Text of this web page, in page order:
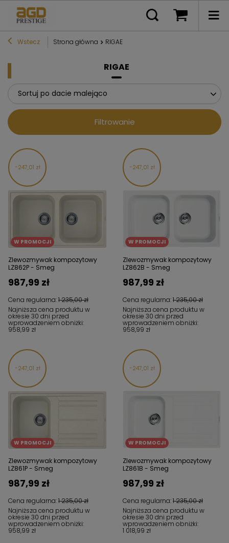
Wstecz Strona główna RIGAE
RIGAE
Sortuj po dacie malejąco
Filtrowanie
247,01 zł
W PROMOCJI
Zlewozmywak kompozytowy
LZ862P - Smeg
Cena regularna:1 235,00 zł
987,99 zł
Najniższa cena produktu w
okresie 30 dni przed
wprowadzeniem obniżki:
958,99 zł
247,01 zł
W PROMOCJI
Zlewozmywak kompozytowy
LZ862B - Smeg
Cena regularna:1 235,00 zł
987,99 zł
Najniższa cena produktu w
okresie 30 dni przed
wprowadzeniem obniżki:
958,99 zł
247,01 zł
W PROMOCJI
Zlewozmywak kompozytowy
LZ861P - Smeg
Cena regularna:1 235,00 zł
987,99 zł
Najniższa cena produktu w
okresie 30 dni przed
wprowadzeniem obniżki:
958,99 zł
247,01 zł
W PROMOCJI
Zlewozmywak kompozytowy
LZ861B - Smeg
Cena regularna:1 235,00 zł
987,99 zł
Najniższa cena produktu w
okresie 30 dni przed
wprowadzeniem obniżki:
1 018,99 zł